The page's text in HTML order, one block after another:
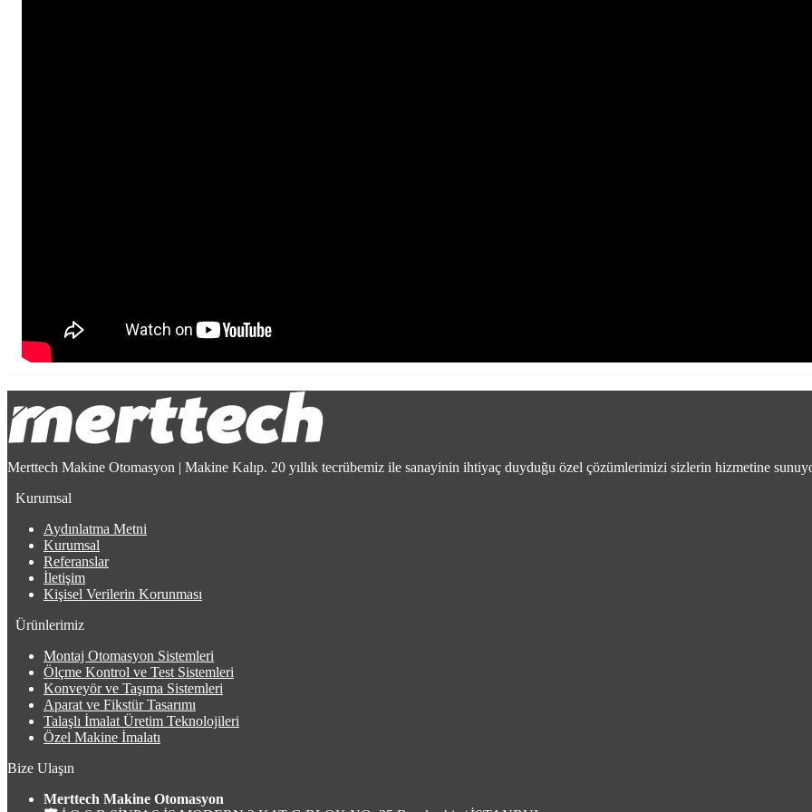
Merttech Makine Otomasyon | Makine Kalıp. 20 yıllık tecrübemiz ile sanayinin ihtiyaç duyduğu özel çözümlerimizi sizlerin hizmetine
Kurumsal
Aydınlatma Metni
Kurumsal
Referanslar
İletişim
Kişisel Verilerin Korunması
Ürünlerimiz
Montaj Otomasyon Sistemleri
Ölçme Kontrol ve Test Sistemleri
Konveyör ve Taşıma Sistemleri
Aparat ve Fikstür Tasarımı
Talaşlı İmalat Üretim Teknolojileri
Özel Makine İmalatı
Bize Ulaşın
Merttech Makine Otomasyon